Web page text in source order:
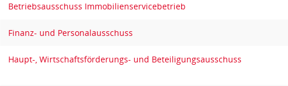
Betriebsausschuss Immobilienservicebetrieb
Finanz- und Personalausschuss
Haupt-, Wirtschaftsförderungs- und Beteiligungsausschuss